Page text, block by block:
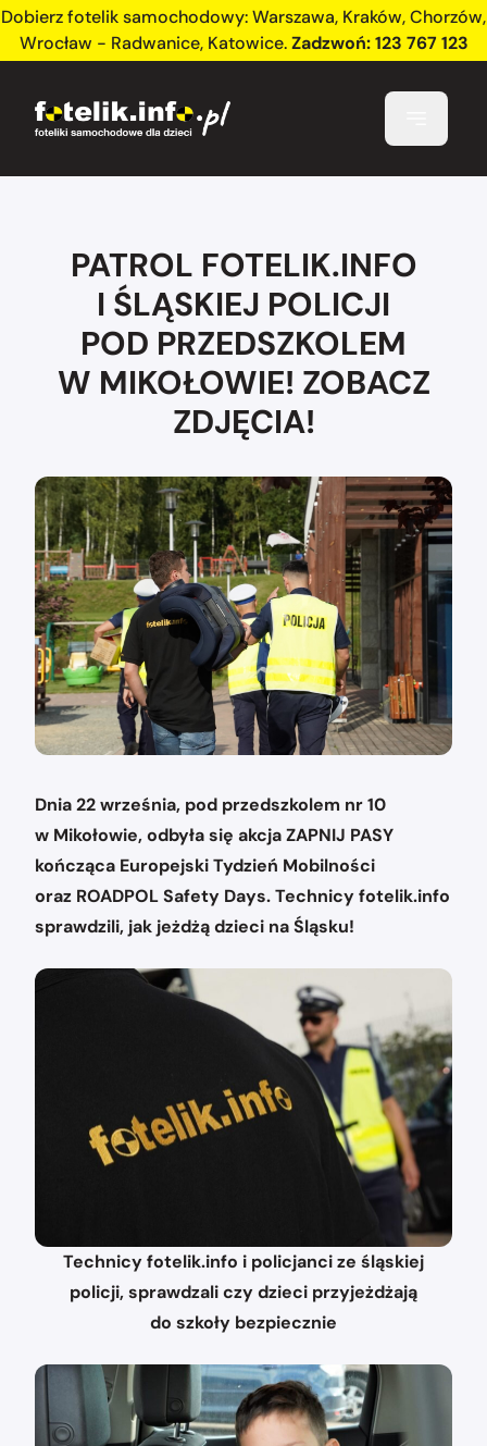
Dobierz fotelik samochodowy:Warszawa, Kraków,Chorzów,
Wrocław - Radwanice, Katowice.Zadzwoń:123 767 123
PATROL FOTELIK.INFO
I ŚLĄSKIEJ POLICJI
POD PRZEDSZKOLEM
W MIKOŁOWIE! ZOBACZ
ZDJĘCIA!
Dnia 22 września, pod przedszkolem nr 10
w Mikołowie, odbyła się akcja ZAPNIJ PASY
kończąca Europejski Tydzień Mobilności
oraz ROADPOL Safety Days. Technicy fotelik.info
sprawdzili, jak jeżdżą dzieci na Śląsku!
Technicy fotelik.info i policjanci ze śląskiej
policji, sprawdzali czy dzieci przyjeżdżają
do szkoły bezpiecznie